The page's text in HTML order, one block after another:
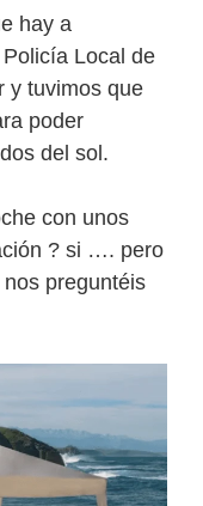
hay a
Local de
y tuvimos que
poder
del sol.
con unos
? si …. pero
preguntéis